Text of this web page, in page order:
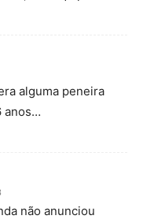
alguma peneira
anos…
não anunciou